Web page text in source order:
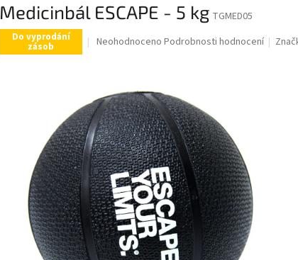
Medicinbál ESCAPE - 5 kg TGMED05
Do vyprodání
zásob
Průměrné
0,0
z
5
hvězdiček.
Neohodnoceno Podrobnosti hodnocení